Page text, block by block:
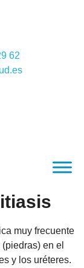
62
muy frecuente
en el
y los uréteres.